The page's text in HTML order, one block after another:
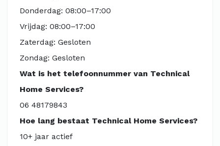
Donderdag: 08:00–17:00
Vrijdag: 08:00–17:00
Zaterdag: Gesloten
Zondag: Gesloten
Wat is het telefoonnummer van Technical
Home Services?
06 48179843
Hoe lang bestaat Technical Home Services?
10+ jaar actief